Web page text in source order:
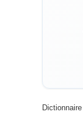
Dictionnaire